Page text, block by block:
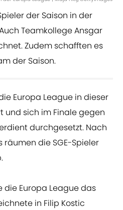
der Saison in der
Teamkollege Ansgar
Zudem schafften es
der Saison.
Europa League in dieser
und sich im Finale gegen
durchgesetzt. Nach
räumen die SGE-Spieler
Europa League das
in Filip Kostic